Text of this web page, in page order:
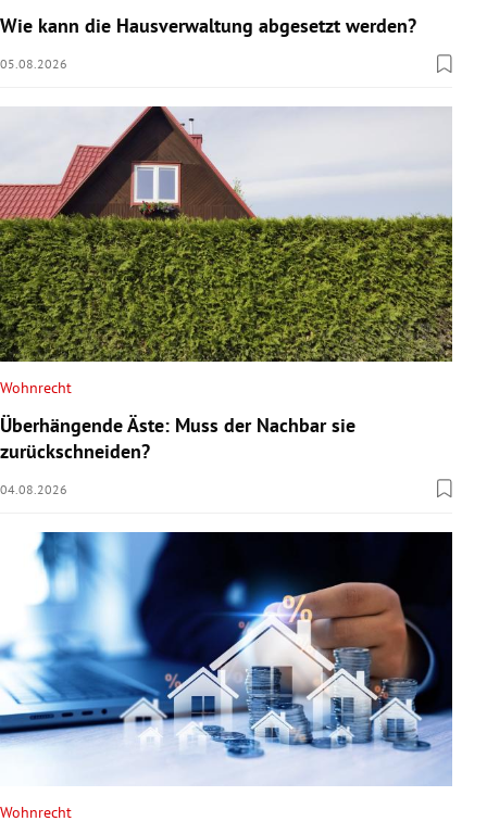
Wie kann die Hausverwaltung abgesetzt werden?
05.08.2026
Wohnrecht
Überhängende Äste: Muss der Nachbar sie
zurückschneiden?
04.08.2026
Wohnrecht